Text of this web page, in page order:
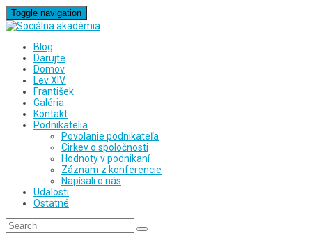
Toggle navigation
Blog
Darujte
Domov
Lev XIV.
František
Galéria
Kontakt
Podnikatelia
Povolanie podnikateľa
Cirkev o spoločnosti
Hodnoty v podnikaní
Záznam z konferencie
Napísali o nás
Udalosti
Ostatné